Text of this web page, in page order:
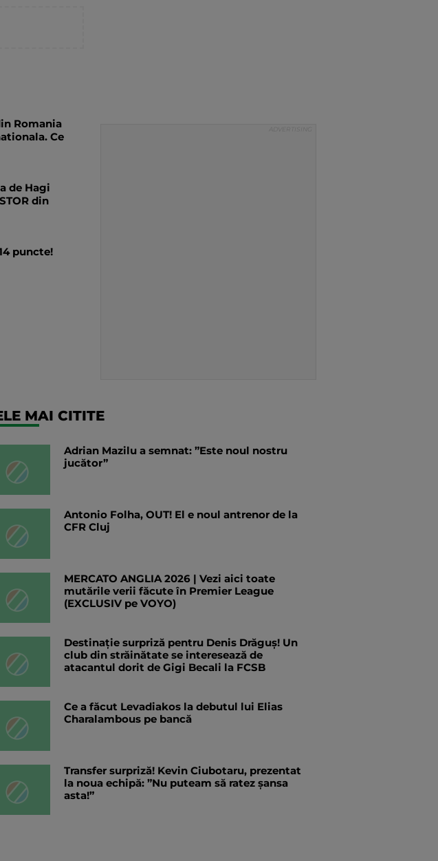
Romania
Ce
de Hagi
din
puncte!
MAI CITITE
Adrian Mazilu a semnat: ”Este noul nostru
jucător”
Antonio Folha, OUT! El e noul antrenor de la
CFR Cluj
MERCATO ANGLIA 2026 | Vezi aici toate
mutările verii făcute în Premier League
(EXCLUSIV pe VOYO)
Destinație surpriză pentru Denis Drăguș! Un
club din străinătate se interesează de
atacantul dorit de Gigi Becali la FCSB
Ce a făcut Levadiakos la debutul lui Elias
Charalambous pe bancă
Transfer surpriză! Kevin Ciubotaru, prezentat
la noua echipă: ”Nu puteam să ratez șansa
asta!”